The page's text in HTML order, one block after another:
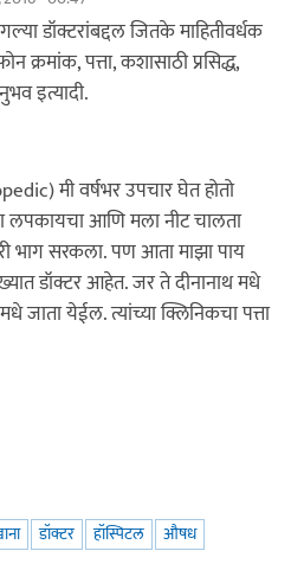
डॉक्टरांबद्दल जितके माहितीवर्धक
क्रमांक, पत्ता, कशासाठी प्रसिद्ध,
इत्यादी.
मी वर्षभर उपचार घेत होतो
लपकायचा आणि मला नीट चालता
भाग सरकला. पण आता माझा पाय
डॉक्टर आहेत. जर ते दीनानाथ मधे
जाता येईल. त्यांच्या क्लिनिकचा पत्ता
डॉक्टर हॉस्पिटल औषध